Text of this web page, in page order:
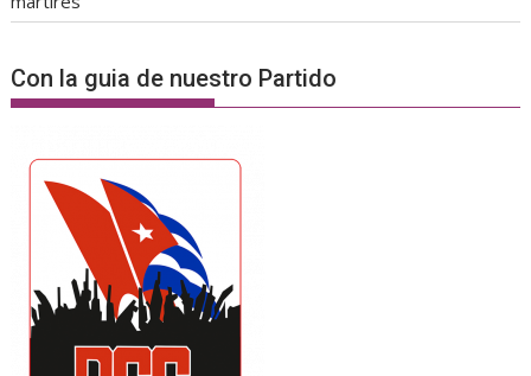
Con la guia de nuestro Partido